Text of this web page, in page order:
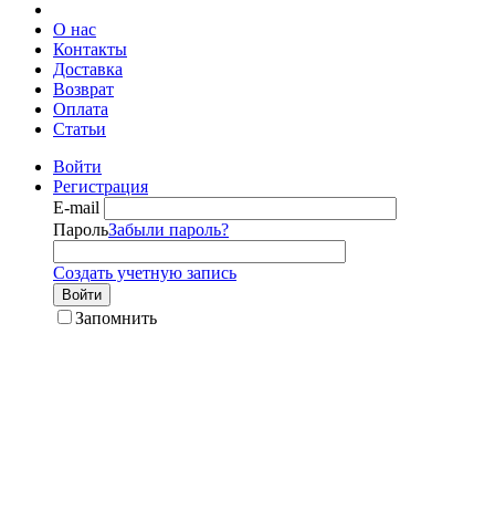
О нас
Контакты
Доставка
Возврат
Оплата
Статьи
Войти
Регистрация
E-mail
ПарольЗабыли пароль?
Создать учетную запись
Войти
Запомнить